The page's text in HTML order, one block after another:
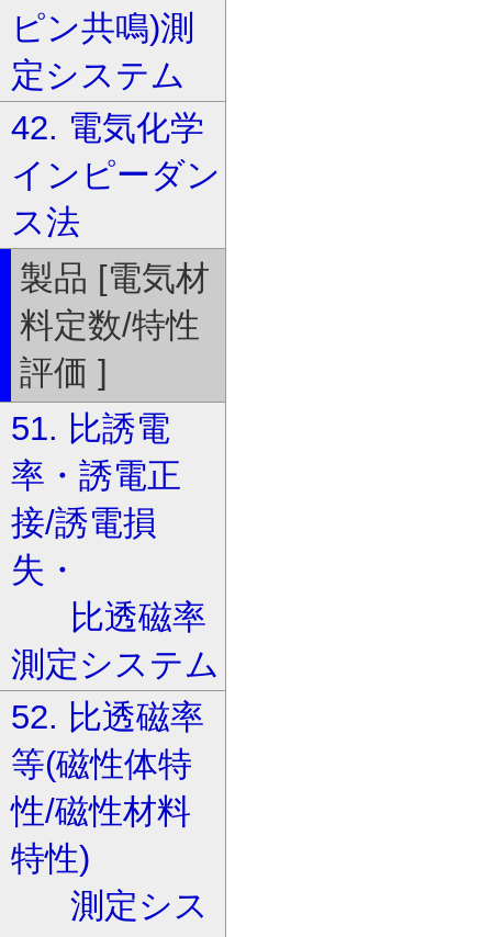
ピン共鳴)測
定システム
42. 電気化学
インピーダン
ス法
製品 [電気材
料定数/特性
評価 ]
51. 比誘電
率・誘電正
接/誘電損
失・
比透磁率
測定システム
52. 比透磁率
等(磁性体特
性/磁性材料
特性)
測定シス